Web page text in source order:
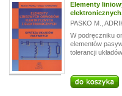
Elementy
PASKO M.
W podręczniku
elementów
tolerancji